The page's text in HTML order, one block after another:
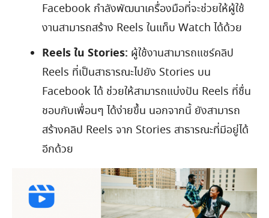
Facebook กำลังพัฒนาเครื่องมือที่จะช่วยให้ผู้ใช้
งานสามารถสร้าง Reels ในแท็บ Watch ได้ด้วย
Reels ใน Stories: ผู้ใช้งานสามารถแชร์คลิป
Reels ที่เป็นสาธารณะไปยัง Stories บน
Facebook ได้ ช่วยให้สามารถแบ่งปัน Reels ที่ชื่น
ชอบกับเพื่อนๆ ได้ง่ายขึ้น นอกจากนี้ ยังสามารถ
สร้างคลิป Reels จาก Stories สาธารณะที่มีอยู่ได้
อีกด้วย